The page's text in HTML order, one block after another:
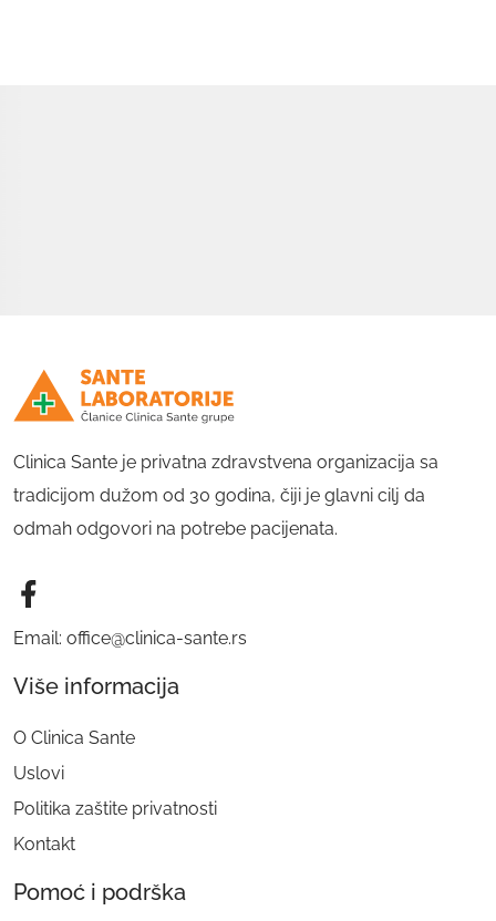
Clinica Sante je privatna zdravstvena organizacija sa
tradicijom dužom od 30 godina, čiji je glavni cilj da
odmah odgovori na potrebe pacijenata.
Email: office@clinica-sante.rs
Više informacija
O Clinica Sante
Uslovi
Politika zaštite privatnosti
Kontakt
Pomoć i podrška